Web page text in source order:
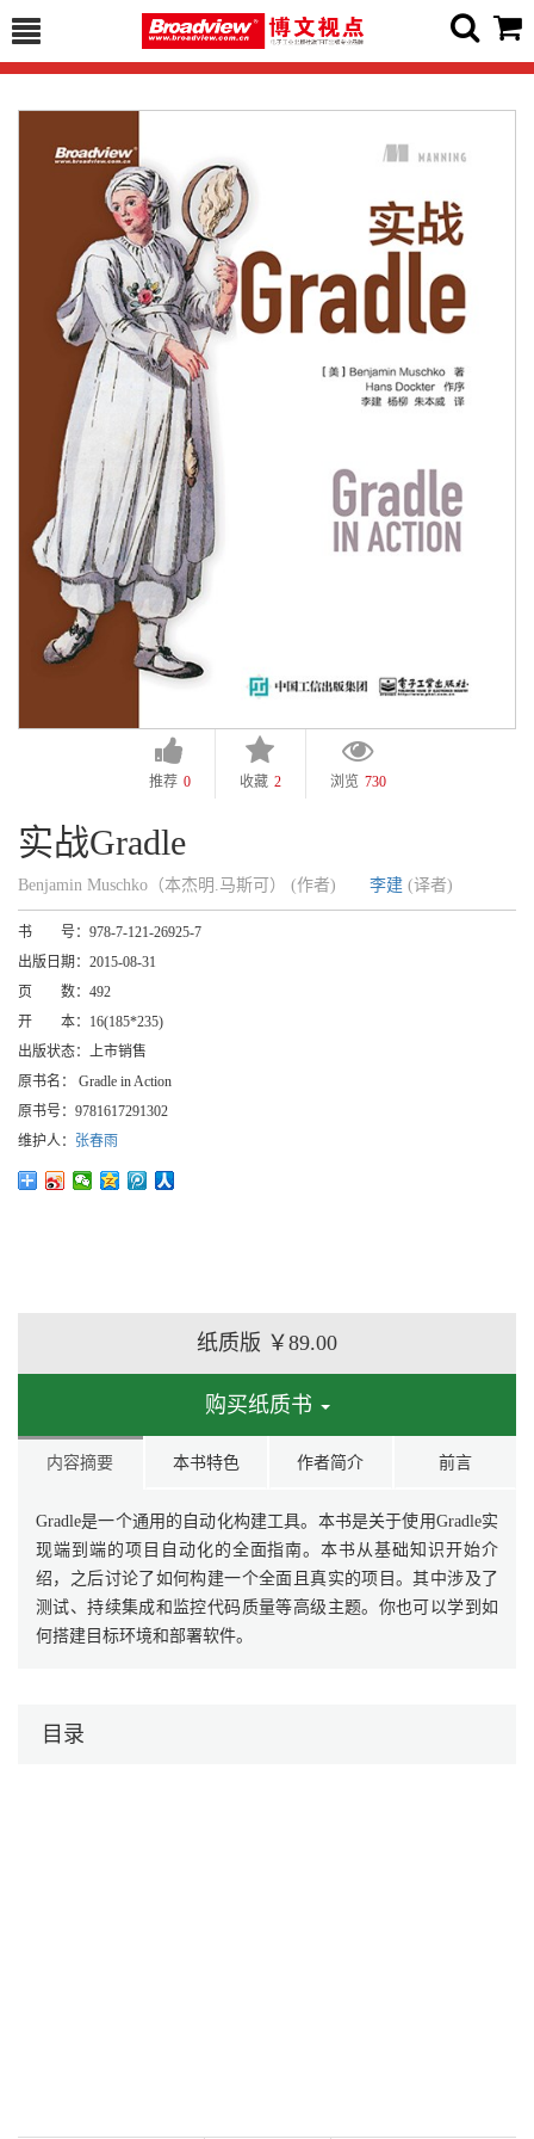
推荐 0 收藏 2 浏览 730
实战Gradle
Benjamin Muschko（本杰明.马斯可） (作者) 李建 (译者)
书 号： 978-7-121-26925-7
出版日期： 2015-08-31
页 数： 492
开 本： 16(185*235)
出版状态：
上市销售
原书名：
Gradle in Action
原书号： 9781617291302
维护人： 张春雨
纸质版 ￥89.00
购买纸质书
内容摘要 本书特色 作者简介 前言
Gradle是一个通用的自动化构建工具。本书是关于使用Gradle实
现端到端的项目自动化的全面指南。本书从基础知识开始介
绍，之后讨论了如何构建一个全面且真实的项目。其中涉及了
测试、持续集成和监控代码质量等高级主题。你也可以学到如
何搭建目标环境和部署软件。
目录